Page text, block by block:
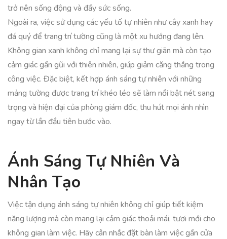
trở nên sống động và đầy sức sống.
Ngoài ra, việc sử dụng các yếu tố tự nhiên như cây xanh hay
đá quý để trang trí tường cũng là một xu hướng đang lên.
Không gian xanh không chỉ mang lại sự thư giãn mà còn tạo
cảm giác gần gũi với thiên nhiên, giúp giảm căng thẳng trong
công việc. Đặc biệt, kết hợp ánh sáng tự nhiên với những
mảng tường được trang trí khéo léo sẽ làm nổi bật nét sang
trọng và hiện đại của phòng giám đốc, thu hút mọi ánh nhìn
ngay từ lần đầu tiên bước vào.
Ánh Sáng Tự Nhiên Và
Nhân Tạo
Việc tận dụng ánh sáng tự nhiên không chỉ giúp tiết kiệm
năng lượng mà còn mang lại cảm giác thoải mái, tươi mới cho
không gian làm việc. Hãy cân nhắc đặt bàn làm việc gần cửa